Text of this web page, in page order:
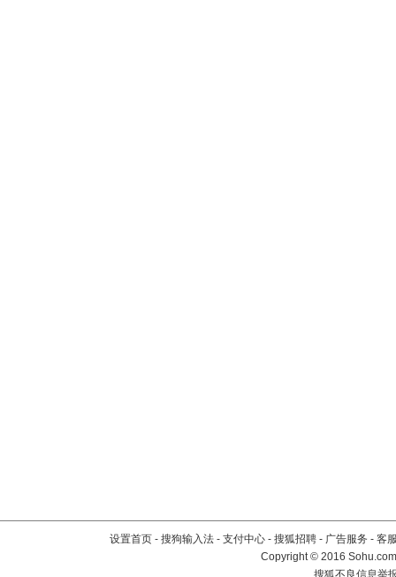
设置首页 - 搜狗输入法 - 支付中心 - 搜狐招聘 - 广告服务 - 客
Copyright©2016
搜狐不良信息举